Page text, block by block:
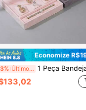
Economize
Últimos 3 dias 1 Peça Bandeja de Joias de Alta Qualidade, Armazenamento Compartimentado para Colares, Brincos, Adequado para Casa ou Exibição em Loja de Joias, Organizador de Joias, Decoração de